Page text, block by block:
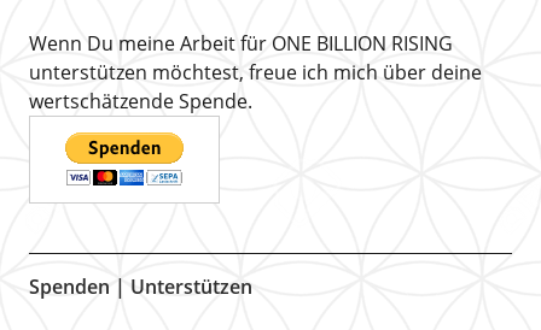
Wenn Du meine Arbeit für ONE BILLION RISING
unterstützen möchtest, freue ich mich über deine
wertschätzende Spende.
Spenden | Unterstützen